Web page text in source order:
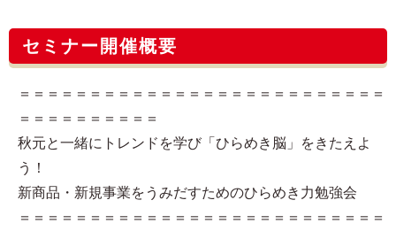
セミナー開催概要
＝＝＝＝＝＝＝＝＝＝＝＝＝＝＝＝＝＝＝＝＝＝＝＝＝＝
＝＝＝＝＝＝＝＝＝＝
秋元と一緒にトレンドを学び「ひらめき脳」をきたえよ
う！
新商品・新規事業をうみだすためのひらめき力勉強会
＝＝＝＝＝＝＝＝＝＝＝＝＝＝＝＝＝＝＝＝＝＝＝＝＝＝